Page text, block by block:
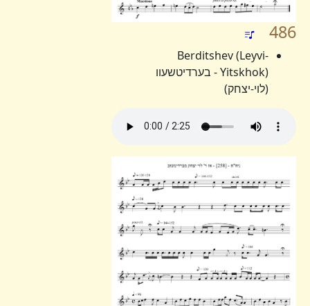
486
Berditshev (Leyvi-
Yitskhok) - בערדיטשעוו
(לוי-יצחק)